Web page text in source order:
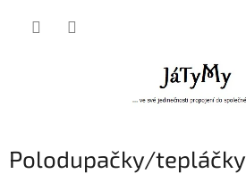
Polodupačky/tepláčky